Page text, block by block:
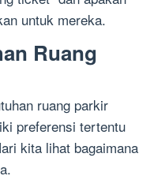
untuk mereka.
Ruang
ruang parkir
preferensi tertentu
kita lihat bagaimana